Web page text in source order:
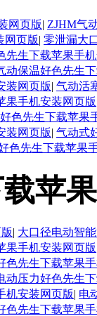
网页版| ZJHM气
网页版| 零泄漏大
先生下载苹果手
动保温好色先生
装网页版| 气动活
果手机安装网页版
色先生下载苹果
装网页版| 气动式
色先生下载苹果
苹
| 大口径电动智
果手机安装网页版
色先生下载苹果
动压力好色先生
机安装网页版| 电
色先生下载苹果